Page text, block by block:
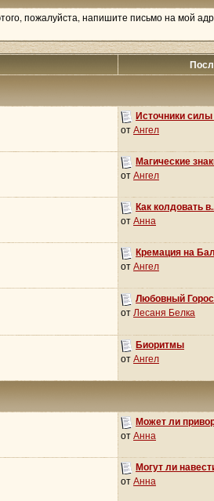
пожалуйста, напишите письмо на мой
Источники
отАнгел
Магические
отАнгел
Как колдовать
отАнна
Кремация на
отАнгел
Любовный
отЛесаня Белка
Биоритмы
отАнгел
Может ли
отАнна
Могут ли
отАнна